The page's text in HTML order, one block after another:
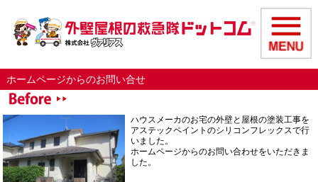
ホームページからのお問い合せ
ハウスメーカのお宅の外壁と屋根の塗装工事を
アステックペイントのシリコンフレックスで行
いました。
ホームページからのお問い合わせをいただきま
した。